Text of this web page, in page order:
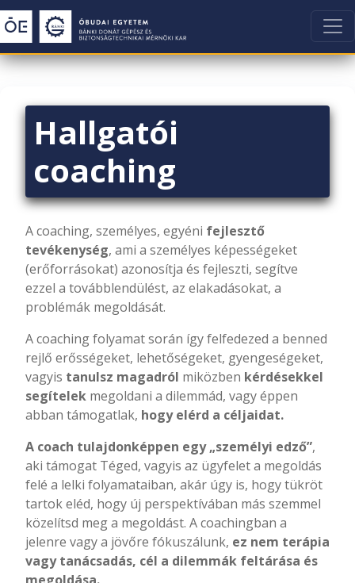
Hallgatói
coaching
A coaching, személyes, egyéni fejlesztő
tevékenység, ami a személyes képességeket
(erőforrásokat) azonosítja és fejleszti, segítve
ezzel a továbblendülést, az elakadásokat, a
problémák megoldását.
A coaching folyamat során így felfedezed a benned
rejlő erősségeket, lehetőségeket, gyengeségeket,
vagyis tanulsz magadról miközben kérdésekkel
segítelek megoldani a dilemmád, vagy éppen
abban támogatlak, hogy elérd a céljaidat.
A coach tulajdonképpen egy „személyi edző”,
aki támogat Téged, vagyis az ügyfelet a megoldás
felé a lelki folyamataiban, akár úgy is, hogy tükröt
tartok eléd, hogy új perspektívában más szemmel
közelítsd meg a megoldást. A coachingban a
jelenre vagy a jövőre fókuszálunk, ez nem terápia
vagy tanácsadás, cél a dilemmák feltárása és
megoldása.